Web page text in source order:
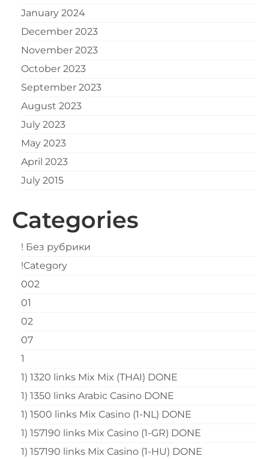
January 2024
December 2023
November 2023
October 2023
September 2023
August 2023
July 2023
May 2023
April 2023
July 2015
Categories
! Без рубрики
!Category
002
01
02
07
1
1) 1320 links Mix Mix (THAI) DONE
1) 1350 links Arabic Casino DONE
1) 1500 links Mix Casino (1-NL) DONE
1) 157190 links Mix Casino (1-GR) DONE
1) 157190 links Mix Casino (1-HU) DONE